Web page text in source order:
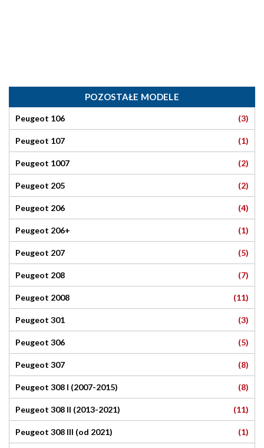
POZOSTAŁE MODELE
Peugeot 106 (3)
Peugeot 107 (1)
Peugeot 1007 (2)
Peugeot 205 (2)
Peugeot 206 (4)
Peugeot 206+ (1)
Peugeot 207 (5)
Peugeot 208 (7)
Peugeot 2008 (11)
Peugeot 301 (3)
Peugeot 306 (5)
Peugeot 307 (8)
Peugeot 308 I (2007-2015) (8)
Peugeot 308 II (2013-2021) (11)
Peugeot 308 III (od 2021) (1)